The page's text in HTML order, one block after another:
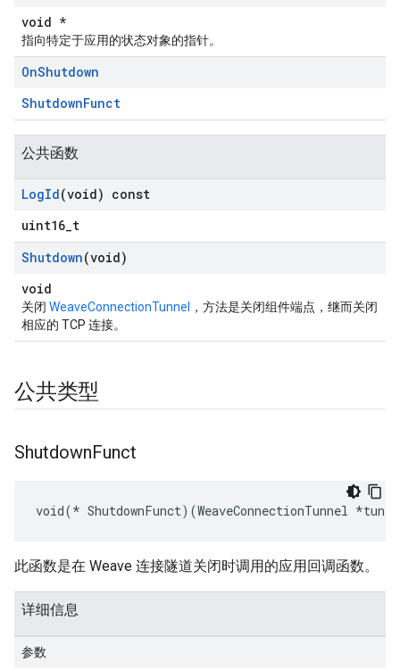
void *
指向特定于应用的状态对象的指针。
OnShutdown
ShutdownFunct
公共函数
LogId(void) const
uint16_t
Shutdown(void)
void
关闭 WeaveConnectionTunnel
，方法是关闭组件端点，继而关闭
相应的 TCP 连接。
公共类型
ShutdownFunct
void(* ShutdownFunct)(WeaveConnectionTunnel *tun)
此函数是在 Weave 连接隧道关闭时调用的应用回调函数。
详细信息
参数